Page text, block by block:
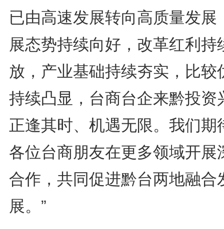
已由高速发展转向高质量发展
展态势持续向好，改革红利持
放，产业基础持续夯实，比较
持续凸显，台商台企来黔投资
正逢其时、机遇无限。我们期
各位台商朋友在更多领域开展
合作，共同促进黔台两地融合
展。”